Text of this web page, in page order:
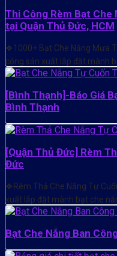
Thi Công Rèm Bạt Che
tại Quận Thủ Đức, HCM
❖1000+ Bạt Che Nắng Mưa
công sản xuất lắp đặt mành
[Bình Thạnh]-Báo Giá
Bình Thạnh
[Quận Thủ Đức] Rèm
Đức
❖Rèm Thả Che Nắng Tự
xuất lắp đặt mành bạt che
Bạt Che Nắng Ban